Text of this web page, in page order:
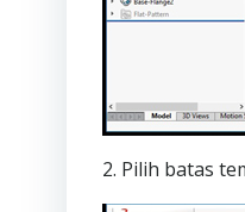
2. Pilih batas